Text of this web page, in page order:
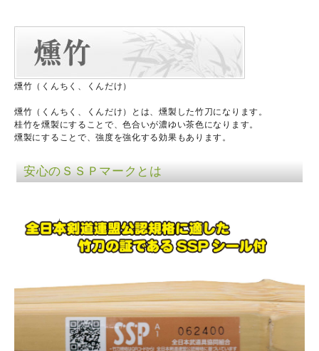
燻竹（くんちく、くんだけ）
燻竹（くんちく、くんだけ）とは、燻製した竹刀になります。
桂竹を燻製にすることで、色合いが濃ゆい茶色になります。
燻製にすることで、強度を強化する効果もあります。
安心のＳＳＰマークとは